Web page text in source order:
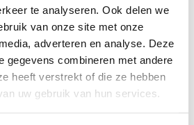
te analyseren. Ook delen we
van onze site met onze
adverteren en analyse. Deze
gegevens combineren met andere
heeft verstrekt of die ze hebben
uw gebruik van hun services.